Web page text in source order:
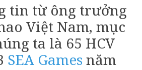
tin từ ông trưởng
Việt Nam, mục
ta là 65 HCV
SEA Games năm